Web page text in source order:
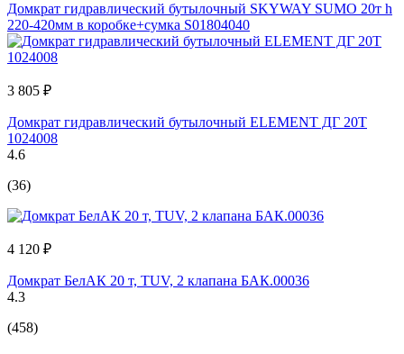
Домкрат гидравлический бутылочный SKYWAY SUMO 20т h
220-420мм в коробке+сумка S01804040
3 805 ₽
Домкрат гидравлический бутылочный ELEMENT ДГ 20Т
1024008
4.6
(36)
4 120 ₽
Домкрат БелАК 20 т, TUV, 2 клапана БАК.00036
4.3
(458)